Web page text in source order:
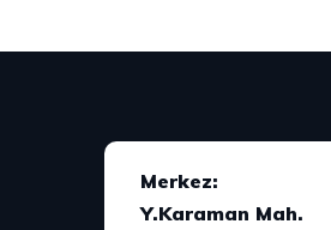
Merkez:
Y.Karaman Mah.